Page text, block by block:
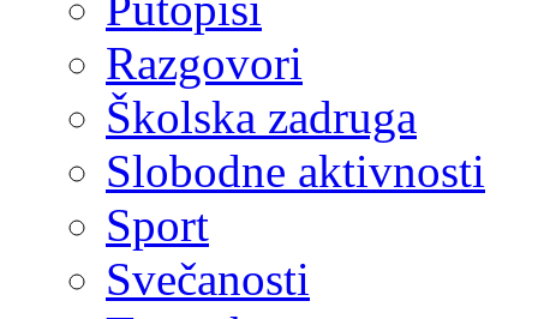
Razgovori
Školska zadruga
Slobodne aktivnosti
Sport
Svečanosti